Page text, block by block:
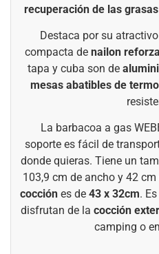
recuperación de las grasas
Destaca por su
compacta de nailon
tapa y cuba son de
mesas abatibles de
La barbacoa a gas
soporte es fácil de
donde quieras. Tiene un
103,9 cm de ancho y 42cm
cocción es de 43 x 32cm.
disfrutan de la cocción
camping o